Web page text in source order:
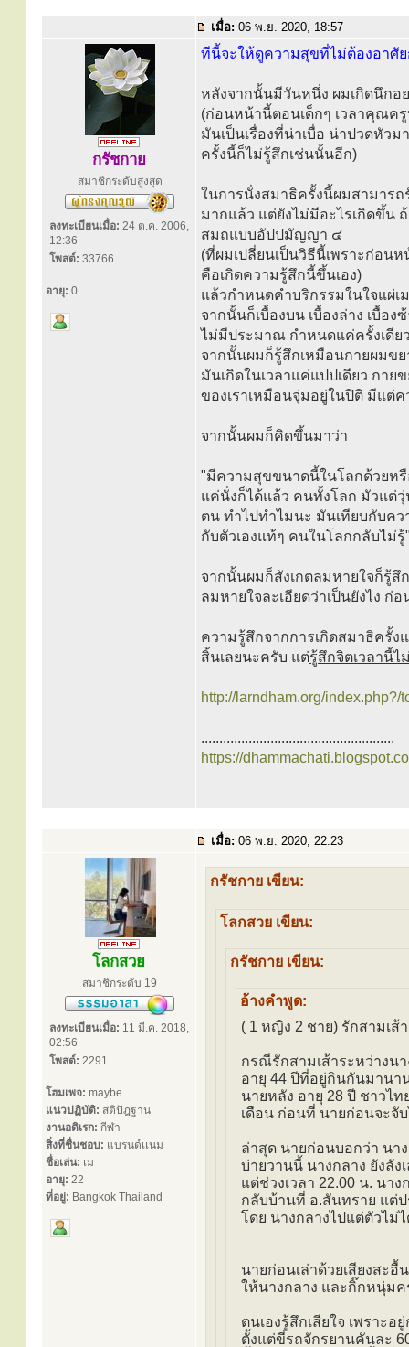
เมื่อ: 06 พ.ย. 2020, 18:57
กรัชกาย
สมาชิกระดับสูงสุด
ลงทะเบียนเมื่อ: 24 ต.ค. 2006,
12:36
โพสต์: 33766
อายุ: 0
ทีนี้จะให้ดูความสุขที่ไม่ต้องอาศั
หลังจากนั้นมีวันหนึ่ง ผมเกิดนึกอ
(ก่อนหน้านี้ตอนเด็กๆ เวลาคุณค
มันเป็นเรื่องที่น่าเบื่อ น่าปวดหัว
ครั้งนี้ก็ไม่รู้สึกเช่นนั้นอีก)
ในการนั่งสมาธิครั้งนี้ผมสามารถ
มากแล้ว แต่ยังไม่มีอะไรเกิดขึ้น
สมถแบบอัปปมัญญา ๔
(ที่ผมเปลี่ยนเป็นวิธีนี้เพราะก่อน
คือเกิดความรู้สึกนี้ขึ้นเอง)
แล้วกำหนดคำบริกรรมในใจแผ่
จากนั้นก็เบื้องบน เบื้องล่าง เบื้อ
ไม่มีประมาณ กำหนดแค่ครั้งเดีย
จากนั้นผมก็รู้สึกเหมือนกายผมข
มันเกิดในเวลาแค่แปปเดียว กา
ของเราเหมือนจุ่มอยู่ในปิติ มีแต่
จากนั้นผมก็คิดขึ้นมาว่า
"มีความสุขขนาดนี้ในโลกด้วยห
แค่นั่งก็ได้แล้ว คนทั้งโลก มัวแต่
ตน ทำไปทำไมนะ มันเทียบกับค
กับตัวเองแท้ๆ คนในโลกกลับไม่รู้
จากนั้นผมก็สังเกตลมหายใจก็รู้สึ
ลมหายใจละเอียดว่าเป็นยังไง ก่
ความรู้สึกจากการเกิดสมาธิครั้
สิ้นเลยนะครับ แต่รู้สึกจิตเวลานี้
http://larndham.org/index.php?/
.....................................................
https://
เมื่อ: 06 พ.ย. 2020, 22:23
โลกสวย
สมาชิกระดับ 19
ลงทะเบียนเมื่อ: 11 มี.ค. 2018,
02:56
โพสต์: 2291
โฮมเพจ: maybe
แนวปฏิบัติ: สติปัฎฐาน
งานอดิเรก: กีฬา
สิ่งที่ชื่นชอบ: แบรนด์เเนม
ชื่อเล่น: เม
อายุ: 22
ที่อยู่: Bangkok Thailand
กรัชกาย เขียน:
โลกสวย เขียน:
กรัชกาย เขียน:
อ้างคำพูด:
( 1 หญิง 2 ชาย) รักสามเส้า
กรณีรักสามเส้าระหว่างน
อายุ 44 ปีที่อยู่กินกันมานา
นายหลัง อายุ 28 ปี ชาวไ
เดือน ก่อนที่ นายก่อนจะจั
ล่าสุด นายก่อนบอกว่า นา
บ่ายวานนี้ นางกลาง ยังลัง
แต่ช่วงเวลา 22.00 น. นา
กลับบ้านที่ อ.สันทราย แต่
โดย นางกลางไปแต่ตัวไม่
นายก่อนเล่าด้วยเสียงสะ
ให้นางกลาง และกิ๊กหนุ่ม
ตนเองรู้สึกเสียใจ เพราะ
ตั้งแต่ขี่รถจักรยานคันละ